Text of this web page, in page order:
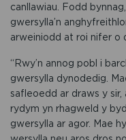
canllawiau. Fodd
gwersylla’n
arweiniodd at roi nifer o
“Rwy’n annog pobl i
gwersylla dynodedig.
safleoedd ar draws y sir,
rydym yn rhagweld y
gwersylla ar agor. Mae